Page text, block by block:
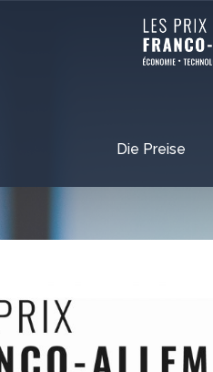
Die Preise